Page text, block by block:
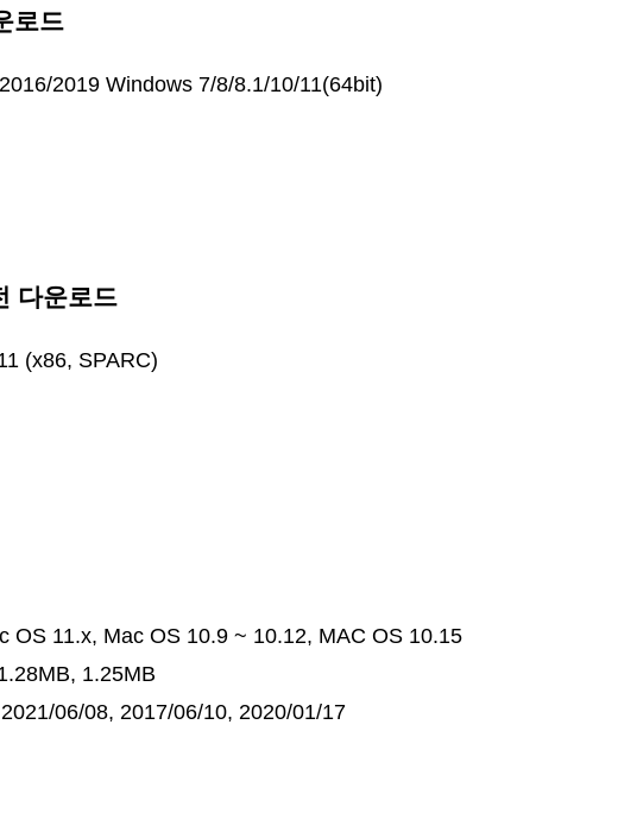
로드
2019 Windows 7/8/8.1/10/11(64bit)
다운로드
(x86, SPARC)
OS 11.x, Mac OS 10.9 ~ 10.12, MAC OS 10.15
1.25MB
06/08, 2017/06/10, 2020/01/17